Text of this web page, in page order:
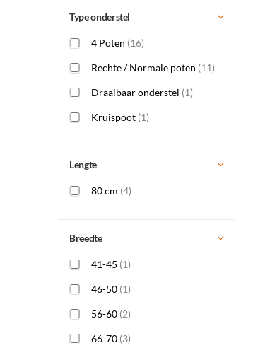
Type onderstel
4 Poten (16)
Rechte / Normale poten (11)
Draaibaar onderstel (1)
Kruispoot (1)
Lengte
80 cm (4)
Breedte
41-45 (1)
46-50 (1)
56-60 (2)
66-70 (3)